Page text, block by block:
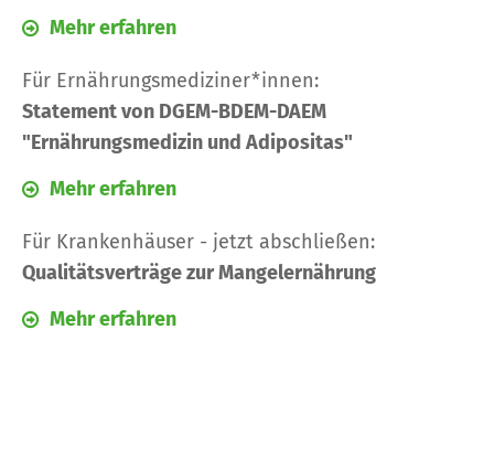
Mehr erfahren
Für Ernährungsmediziner*innen:
Statement von DGEM-BDEM-DAEM
"Ernährungsmedizin und Adipositas"
Mehr erfahren
Für Krankenhäuser - jetzt abschließen:
Qualitätsverträge zur Mangelernährung
Mehr erfahren